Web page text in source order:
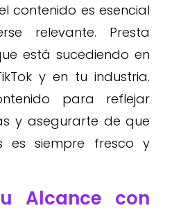
contenido es esencial
relevante. Presta
está sucediendo en
y en tu industria.
para reflejar
y asegurarte de que
es siempre fresco y
Alcance con